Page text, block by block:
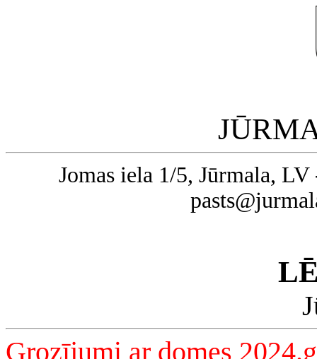
Jomas iela 1/5, Jūrmala,
Grozījumi ar domes